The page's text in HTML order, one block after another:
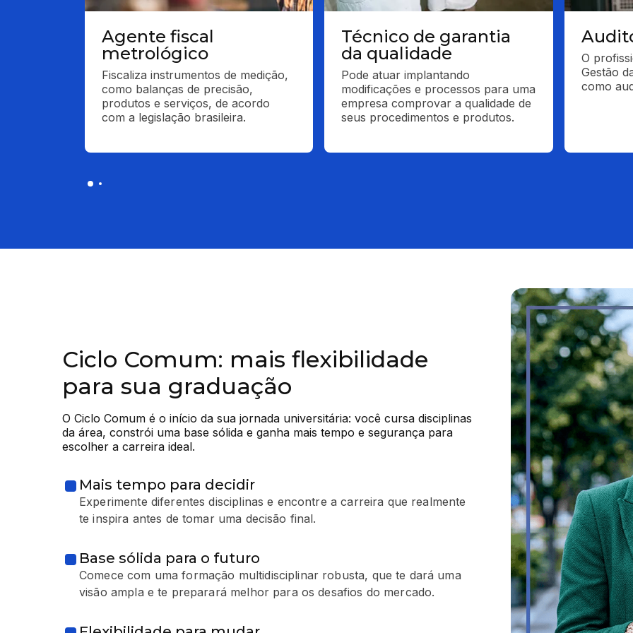
Agente fiscal
metrológico
Fiscaliza instrumentos de medição,
como balanças de precisão,
produtos e serviços, de acordo
com a legislação brasileira.
Técnico de garantia
da qualidade
Pode atuar implantando
modificações e processos para uma
empresa comprovar a qualidade de
seus procedimentos e produtos.
O
Gestão
como
Ciclo Comum: mais flexibilidade
para sua graduação
O Ciclo Comum é o início da sua jornada universitária: você cursa disciplinas
da área, constrói uma base sólida e ganha mais tempo e segurança para
escolher a carreira ideal.
Mais tempo para decidir
Experimente diferentes disciplinas e encontre a carreira que realmente
te inspira antes de tomar uma decisão final.
Base sólida para o futuro
Comece com uma formação multidisciplinar robusta, que te dará uma
visão ampla e te preparará melhor para os desafios do mercado.